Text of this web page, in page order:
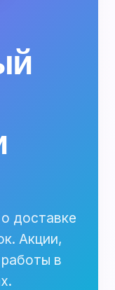
доставке
Акции,
в